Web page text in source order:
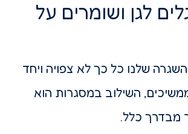
לגן ושומרים על
שלנו כל כך לא צפויה ויחד
השילוב במסגרות הוא
מבדרך כלל.